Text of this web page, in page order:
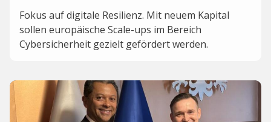
Fokus auf digitale Resilienz. Mit neuem Kapital
sollen europäische Scale-ups im Bereich
Cybersicherheit gezielt gefördert werden.